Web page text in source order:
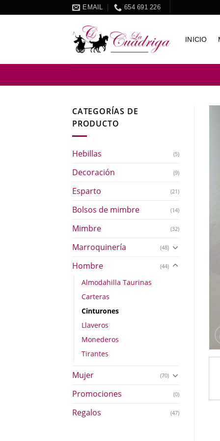
to
EMAIL 654 691 226
INICIO
CATEGORÍAS DE
PRODUCTO
Hebillas (5)
Decoración (9)
Esparto (21)
Bolsos de mimbre (14)
Mimbre (32)
Marroquinería (48)
Hombre (44)
Almodahilla Taurinas
Carteras
Cinturones
Llaveros
Monederos
Tirantes
Mujer (70)
Promociones (0)
Regalos (47)